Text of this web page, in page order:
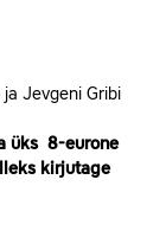
Jevgeni Gribi
ü ks 8-eurone
kirjutage